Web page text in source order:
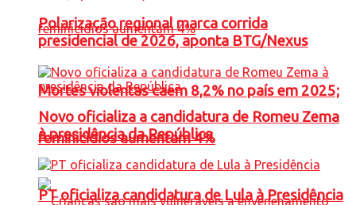
Mortes violentas caem 8,2% no país em 2025;
feminicídios aumentam 4%
Polarização regional marca corrida
presidencial de 2026, aponta BTG/Nexus
Novo oficializa a candidatura de Romeu Zema
à presidência da República
PT oficializa candidatura de Lula à Presidência